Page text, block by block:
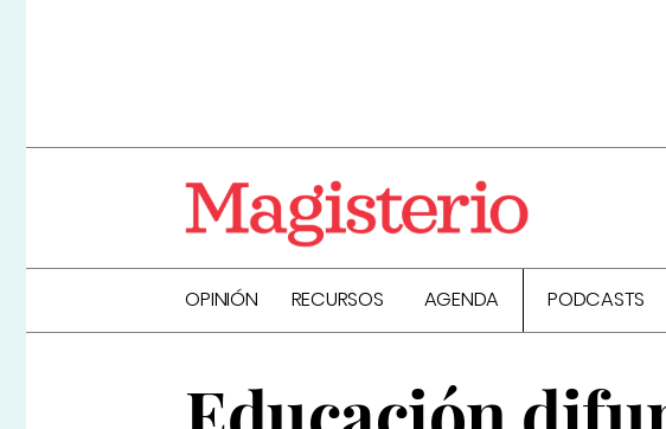
OPINIÓN RECURSOS AGENDA PODCASTS